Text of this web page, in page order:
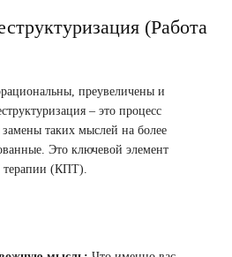
(Работа
преувеличены и
– это процесс
таких мыслей на более
Это ключевой элемент
терапии (КПТ).